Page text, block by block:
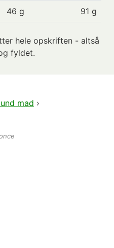
46 g 91 g
hele opskriften - altså
fyldet.
mad ›